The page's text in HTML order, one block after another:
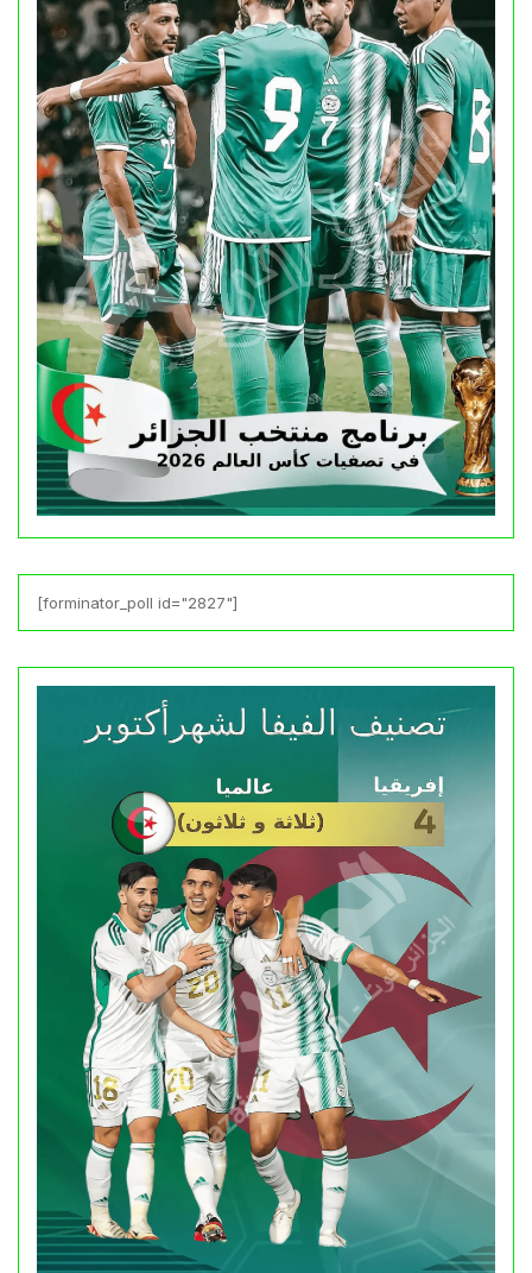
[forminator_poll id="2827"]